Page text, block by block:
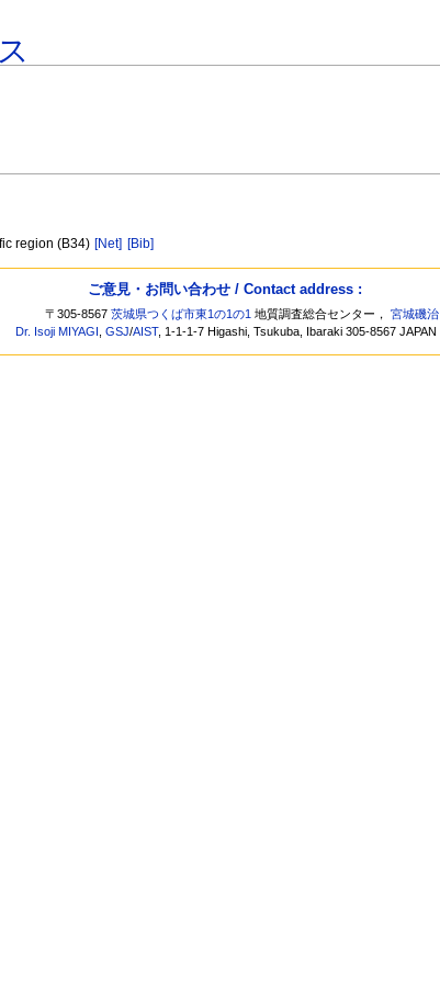
region (B34) [Net] [Bib]
ご意見・お問い合わせ / Contact address :
〒305-8567茨城県つくば市東1の1の1 地質調査総合センター，宮城磯治
Dr. Isoji MIYAGI ,GSJ/AIST, 1-1-1-7 Higashi, Tsukuba, Ibaraki 305-8567 JAPAN